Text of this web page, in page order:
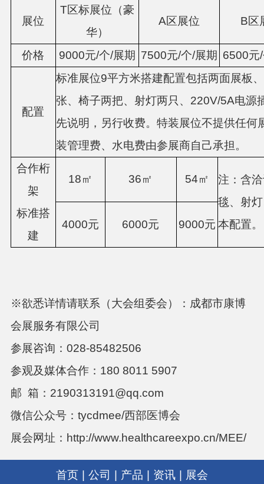
展位
T区标展位（豪
华）
A区展位 B区
价格 9000元/个/展期 7500元/个/展期 6500元
配置
标准展位9平方米搭建配置包括两面展板
张、椅子两把、射灯两只、220V/5A电源
先说明，另行收费。特装展位不提供任何
装管理费、水电费由参展商自己承担。
合作桁
架
标准搭
建
18㎡ 36㎡ 54㎡
注：含
毯、射
本配置。
4000元 6000元 9000元
※欲悉详情请联系（大会组委会）：成都市康博
会展服务有限公司
参展咨询： 028-85482506
参观及媒体合作： 180 8011 5907
邮 箱： 2190313191@qq.com
微信公众号：tycdmee/西部医博会
展会网址： http://www.healthcareexpo.cn/MEE/
首页 公司 产品 资讯 展会